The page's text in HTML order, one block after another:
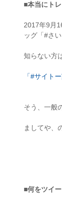
■本当にト
2017年9月
ッグ「#さ
知らない方
「#サイト
そう、一般
ましてや、
■何をツイ